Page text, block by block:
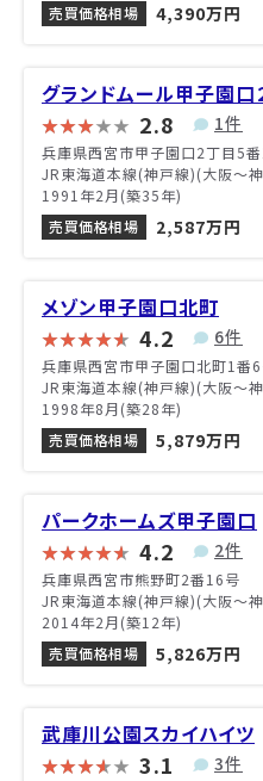
売買価格相場
4,390万円
グランドムール甲子園口
2.8 1件
兵庫県西宮市甲子園口2丁目5
JR東海道本線(神戸線)(大阪～神
1991年2月(築35年)
売買価格相場
2,587万円
メゾン甲子園口北町
4.2 6件
兵庫県西宮市甲子園口北町1番
JR東海道本線(神戸線)(大阪～神
1998年8月(築28年)
売買価格相場
5,879万円
パークホームズ甲子園口
4.2 2件
兵庫県西宮市熊野町2番16号
JR東海道本線(神戸線)(大阪～神
2014年2月(築12年)
売買価格相場
5,826万円
武庫川公園スカイハイツ
3.1 3件